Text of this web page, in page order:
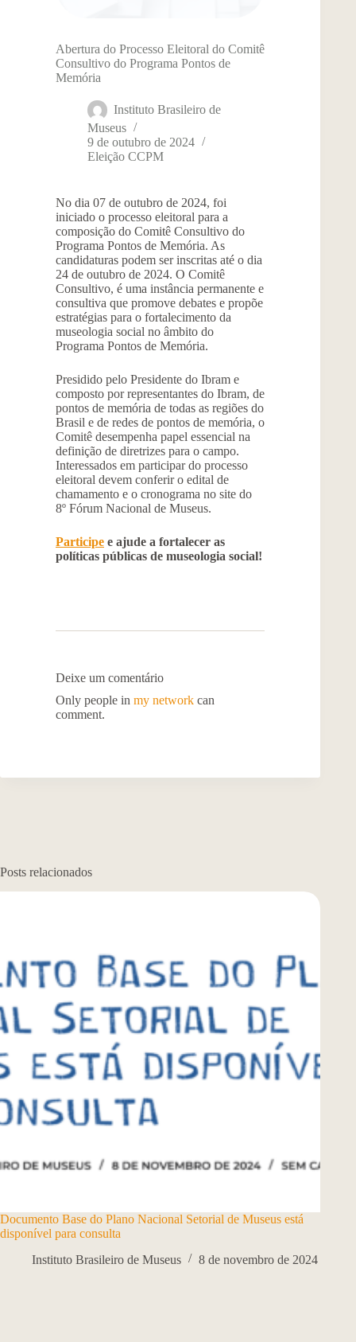
Abertura do Processo Eleitoral do Comitê
Consultivo do Programa Pontos de
Memória
Instituto Brasileiro de
Museus
9 de outubro de 2024
Eleição CCPM
No dia 07 de outubro de 2024, foi
iniciado o processo eleitoral para a
composição do Comitê Consultivo do
Programa Pontos de Memória. As
candidaturas podem ser inscritas até o dia
24 de outubro de 2024. O Comitê
Consultivo, é uma instância permanente e
consultiva que promove debates e propõe
estratégias para o fortalecimento da
museologia social no âmbito do
Programa Pontos de Memória.
Presidido pelo Presidente do Ibram e
composto por representantes do Ibram, de
pontos de memória de todas as regiões do
Brasil e de redes de pontos de memória, o
Comitê desempenha papel essencial na
definição de diretrizes para o campo.
Interessados em participar do processo
eleitoral devem conferir o edital de
chamamento e o cronograma no site do
8º Fórum Nacional de Museus.
Participe e ajude a fortalecer as
políticas públicas de museologia social!
Deixe um comentário
Only people in my network can
comment.
Posts relacionados
Documento Base do Plano Nacional Setorial de Museus está
disponível para consulta
Instituto Brasileiro de Museus
8 de novembro de 2024